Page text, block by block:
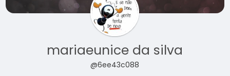
mariaeunice da silva
@6ee43c088